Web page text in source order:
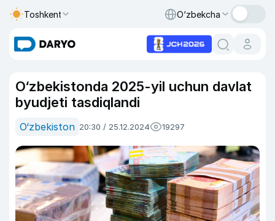
Toshkent O‘zbekcha
O‘zbekistonda 2025-yil uchun davlat
byudjeti tasdiqlandi
O‘zbekiston 20:30 / 25.12.2024 19297